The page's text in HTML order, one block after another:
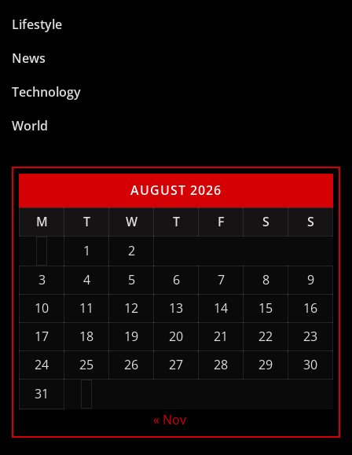
Lifestyle
News
Technology
World
AUGUST 2026
M
T W T F S
S
1
2
3
4 5 6 7 8
9
10
11 12 13 14 15
16
17
18 19 20 21 22
23
24
25 26 27 28 29
30
31
« Nov